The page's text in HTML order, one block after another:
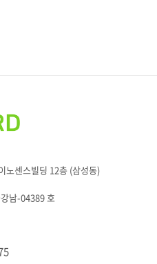
노센스빌딩 12층 (삼성동)
남-04389 호